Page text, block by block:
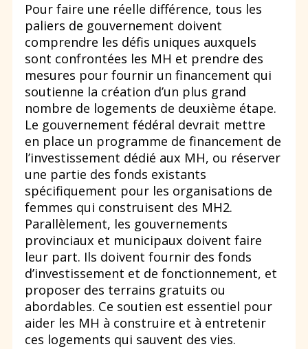
Pour faire une réelle différence, tous les
paliers de gouvernement doivent
comprendre les défis uniques auxquels
sont confrontées les MH et prendre des
mesures pour fournir un financement qui
soutienne la création d’un plus grand
nombre de logements de deuxième étape.
Le gouvernement fédéral devrait mettre
en place un programme de financement de
l’investissement dédié aux MH, ou réserver
une partie des fonds existants
spécifiquement pour les organisations de
femmes qui construisent des MH2.
Parallèlement, les gouvernements
provinciaux et municipaux doivent faire
leur part. Ils doivent fournir des fonds
d’investissement et de fonctionnement, et
proposer des terrains gratuits ou
abordables. Ce soutien est essentiel pour
aider les MH à construire et à entretenir
ces logements qui sauvent des vies.